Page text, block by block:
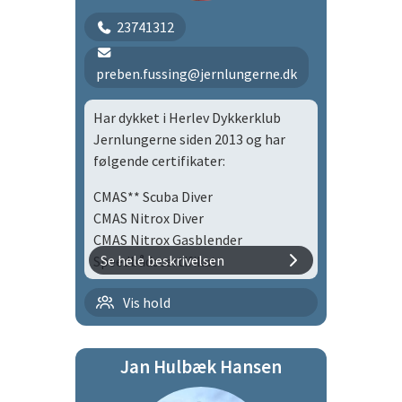
23741312
preben.fussing@jernlungerne.dk
Har dykket i Herlev Dykkerklub
Jernlungerne siden 2013 og har
følgende certifikater:
CMAS** Scuba Diver
CMAS Nitrox Diver
CMAS Nitrox Gasblender
Speedbådscertifikat
Jeg er uddannelsesansvarlig i
arbejder på at holde en rød tråd i
forhold til hvilke typer af dykker
Se hele beskrivelsen
Vis hold
Tirsdagsholdet
Jan Hulbæk Hansen